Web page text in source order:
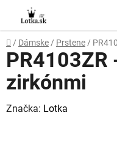
obsah
Domov
/ Dámske / Prstene /
PR4103ZR
zirkónmi
Značka: Lotka